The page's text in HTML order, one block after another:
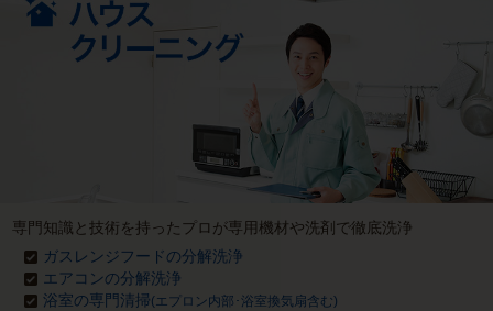
専門知識と技術を持ったプロが専用機材や洗剤で徹底洗浄
ガスレンジフードの分解洗浄
エアコンの分解洗浄
浴室の専門清掃(エプロン内部･浴室換気扇含む)